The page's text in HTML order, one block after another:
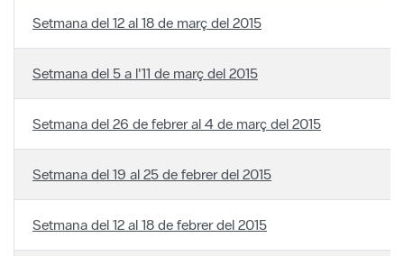
Setmana del 12 al 18 de març del 2015
Setmana del 5 a l'11 de març del 2015
Setmana del 26 de febrer al 4 de març del 2015
Setmana del 19 al 25 de febrer del 2015
Setmana del 12 al 18 de febrer del 2015